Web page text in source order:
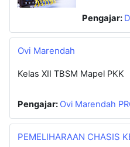
Pengajar:
Ovi Marendah
Kelas XII TBSM Mapel PKK
Pengajar: Ovi Marendah
PEMELIHARAAN CHASIS